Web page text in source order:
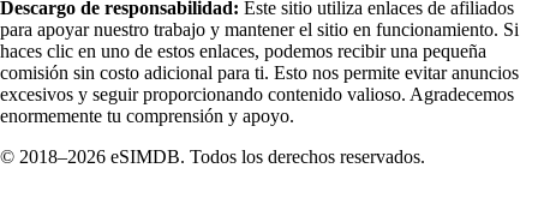
Descargo de responsabilidad: Este sitio utiliza enlaces de afiliados
para apoyar nuestro trabajo y mantener el sitio en funcionamiento. Si
haces clic en uno de estos enlaces, podemos recibir una pequeña
comisión sin costo adicional para ti. Esto nos permite evitar anuncios
excesivos y seguir proporcionando contenido valioso. Agradecemos
enormemente tu comprensión y apoyo.
© 2018–2026 eSIMDB. Todos los derechos reservados.